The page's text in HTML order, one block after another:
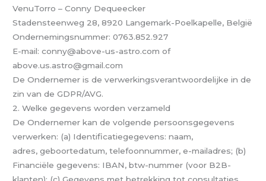
VenuTorro – Conny Dequeecker
Stadensteenweg 28, 8920 Langemark-Poelkapelle, België
Ondernemingsnummer: 0763.852.927
E-mail: conny@above-us-astro.com of
above.us.astro@gmail.com
De Ondernemer is de verwerkingsverantwoordelijke in de
zin van de GDPR/AVG.
2. Welke gegevens worden verzameld
De Ondernemer kan de volgende persoonsgegevens
verwerken: (a) Identificatiegegevens: naam,
adres, geboortedatum, telefoonnummer, e-mailadres; (b)
Financiële gegevens: IBAN, btw-nummer (voor B2B-